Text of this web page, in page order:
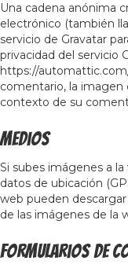
Una cadena anónima
electrónico (también
servicio de Gravatar
privacidad del servicio
https://
comentario, la imagen
contexto de su
Medios
Si subes imágenes a
datos de ubicación
web pueden
de las imágenes de la
Formularios de